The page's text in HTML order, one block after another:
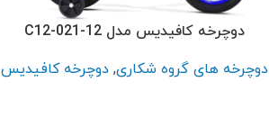
دوچرخه کافیدیس مدل C12-021-12
دوچرخه های گروه شکاری,دوچرخه کافیدیس